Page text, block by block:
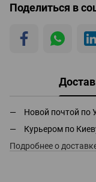
Поделиться в
Новой почтой по
Курьером по
Подробнее о